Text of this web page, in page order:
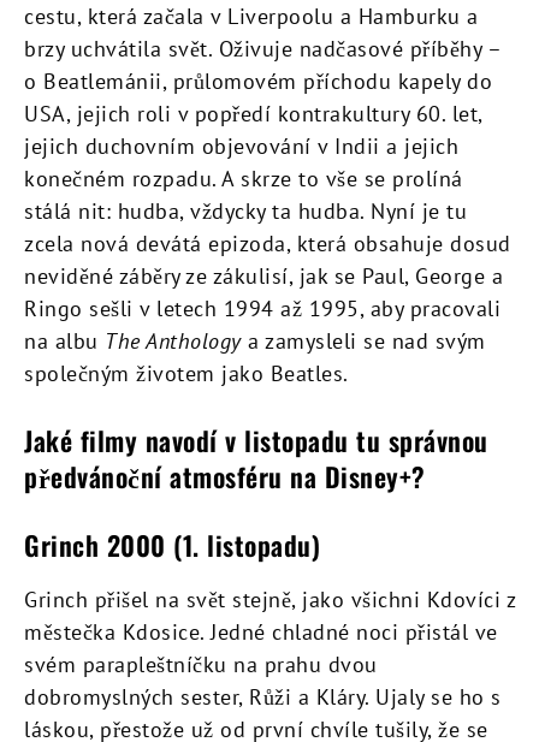
cestu, která začala v Liverpoolu a Hamburku a
brzy uchvátila svět. Oživuje nadčasové příběhy –
o Beatlemánii, průlomovém příchodu kapely do
USA, jejich roli v popředí kontrakultury 60. let,
jejich duchovním objevování v Indii a jejich
konečném rozpadu. A skrze to vše se prolíná
stálá nit: hudba, vždycky ta hudba. Nyní je tu
zcela nová devátá epizoda, která obsahuje dosud
neviděné záběry ze zákulisí, jak se Paul, George a
Ringo sešli v letech 1994 až 1995, aby pracovali
na albu The Anthologya zamysleli se nad svým
společným životem jako Beatles.
Jaké filmy navodí v listopadu tu správnou
předvánoční atmosféru na Disney+?
Grinch 2000 (1. listopadu)
Grinch přišel na svět stejně, jako všichni Kdovíci z
městečka Kdosice. Jedné chladné noci přistál ve
svém parapleštníčku na prahu dvou
dobromyslných sester, Růži a Kláry. Ujaly se ho s
láskou, přestože už od první chvíle tušily, že se